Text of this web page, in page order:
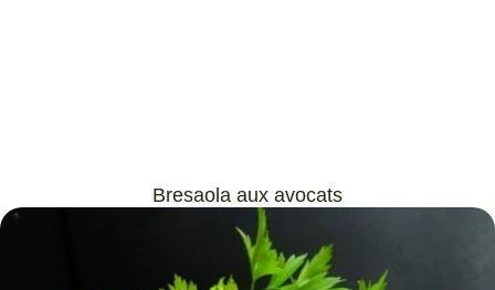
Bresaola aux avocats